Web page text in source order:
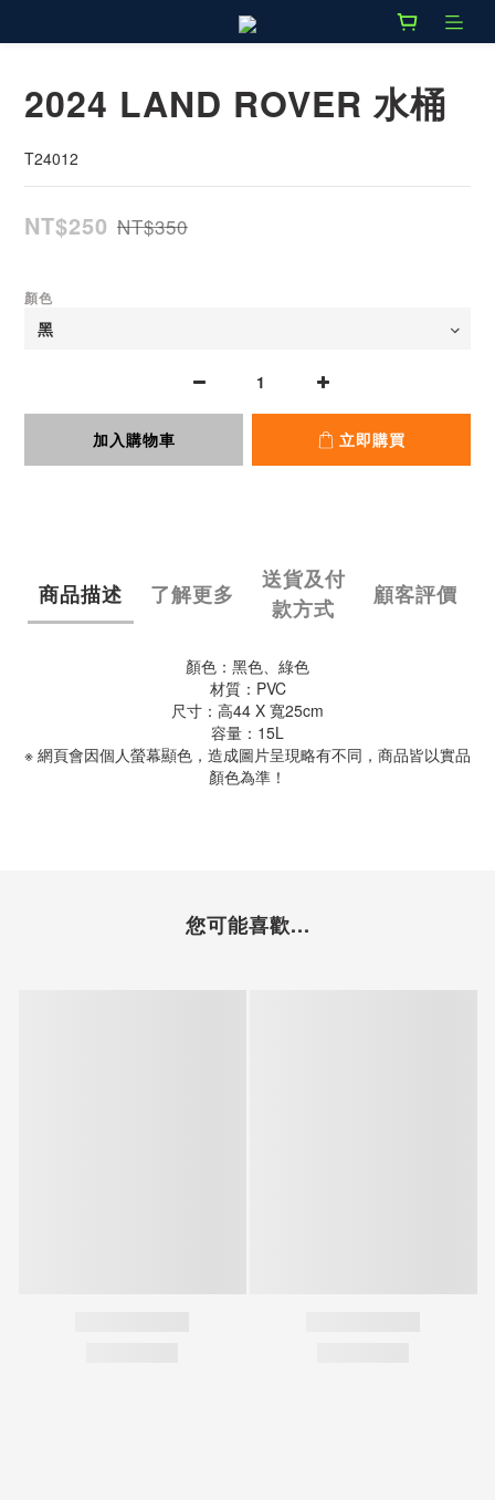
2024 LAND ROVER 水桶
T24012
NT$250 NT$350
顏色
加入購物車 立即購買
商品描述 了解更多
送貨及付
款方式
顧客評價
顏色：黑色、綠色
材質：PVC
尺寸：高44 X 寬25cm
容量：15L
※ 網頁會因個人螢幕顯色，造成圖片呈現略有不同，商品皆以實品
顏色為準！
您可能喜歡...